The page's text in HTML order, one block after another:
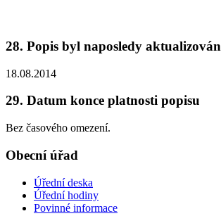
28. Popis byl naposledy aktualizován
18.08.2014
29. Datum konce platnosti popisu
Bez časového omezení.
Obecní úřad
Úřední deska
Úřední hodiny
Povinné informace